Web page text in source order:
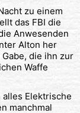
zu einem
das FBI die
Anwesenden
Alton her
die ihn zur
Waffe
Elektrische
manchmal